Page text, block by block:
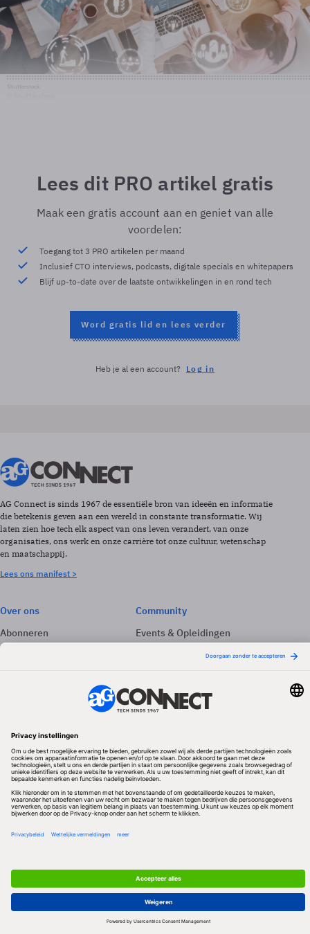
Lees dit PRO artikel gratis
Maak een gratis account aan en geniet van alle
voordelen:
Toegang tot 3 PRO artikelen per maand
Inclusief CTO interviews, podcasts, digitale specials en whitepapers
Blijf up-to-date over de laatste ontwikkelingen in en rond tech
Word gratis lid en lees verder
Heb je al een account? Log in
AG Connect is sinds 1967 de essentiële bron van ideeën en informatie
die betekenis geven aan een wereld in constante transformatie. Wij
laten zien hoe tech elk aspect van ons leven verandert, van onze
organisaties, ons werk en onze carrière tot onze cultuur, wetenschap
en maatschappij.
Lees ons manifest >
Over ons
Abonneren
Adverteren
Community
Events & Opleidingen
Volg ons
Redactionele partner
Algemene Voorwaarden & Copyrights